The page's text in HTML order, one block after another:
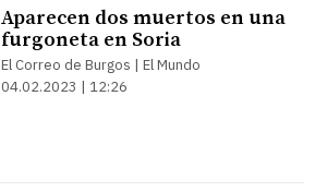
Aparecen dos muertos en una
furgoneta en Soria
El Correo de Burgos | El Mundo
04.02.2023 | 12:26